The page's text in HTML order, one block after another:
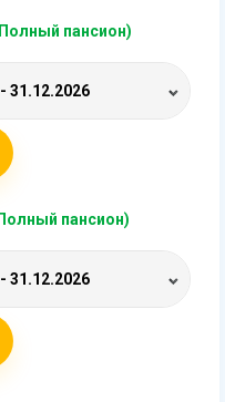
пансион)
31.12.2026
пансион)
31.12.2026